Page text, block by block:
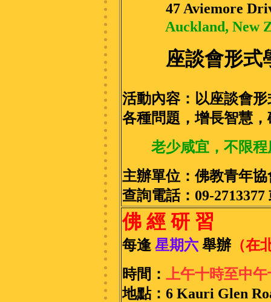
47 Aviemore
Auckland, New
座談會形式
活動內容：以座談會
各種問題，增長智慧
老少咸宜，不限
主辦單位：佛教青年
查詢電話：09-2713377
佛 經 研 習
每逢 星期六 舉辦 （在
時間： 上午十時至中午
地點： 6 Kauri Glen